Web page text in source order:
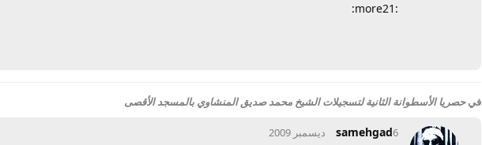
:more21:
فيحصريا الأسطوانة الثانية لتسجيلات الشيخ محمد صديق المنشاوي بالمسجد الأقصى
samehgad6 ديسمبر 2009